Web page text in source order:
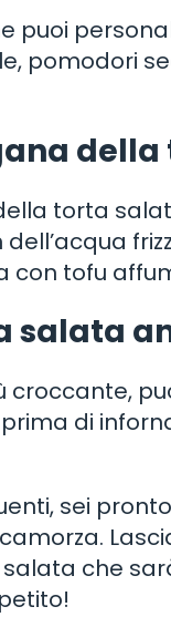
pomodori
torta
con tofu
salata
di
sei
che